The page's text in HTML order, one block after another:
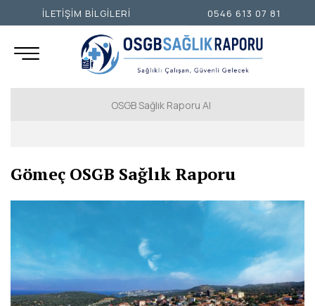
OSGB Sağlık Raporu Al
İSTANBUL ANADOLU YAKASI
ANKARA
ADANA
ADIYAMAN
Gömeç OSGB Sağlık Raporu
İLETİŞİM BİLGİLERİ 0546 613 07 81